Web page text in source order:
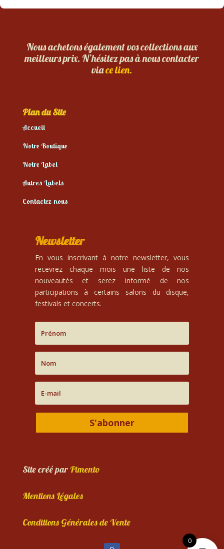
Nous achetons également vos collections aux
meilleurs prix. N’hésitez pas à nous contacter
viace lien.
Plan du Site
Accueil
Notre Boutique
Notre Label
Autres Labels
Contactez-nous
Newsletter
En vous inscrivant à notre newsletter, vous
recevrez chaque mois une liste de nos
nouveautés et serez informé de nos
participations à certains salons du disque,
festivals et concerts.
S'abonner
Site créé parPimento
Mentions Légales
Conditions Générales de Vente
0